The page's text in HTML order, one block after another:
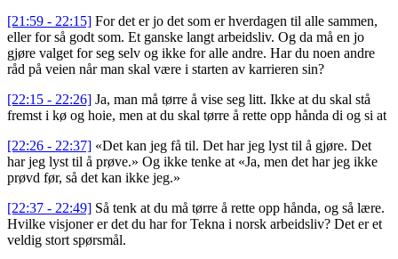
[21:59 - 22:15] For det er jo det som er hverdagen til alle sammen,
eller for så godt som. Et ganske langt arbeidsliv. Og da må en jo
gjøre valget for seg selv og ikke for alle andre. Har du noen andre
råd på veien når man skal være i starten av karrieren sin?
[22:15 - 22:26] Ja, man må tørre å vise seg litt. Ikke at du skal stå
fremst i kø og hoie, men at du skal tørre å rette opp hånda di og si at
[22:26 - 22:37] «Det kan jeg få til. Det har jeg lyst til å gjøre. Det
har jeg lyst til å prøve.» Og ikke tenke at «Ja, men det har jeg ikke
prøvd før, så det kan ikke jeg.»
[22:37 - 22:49] Så tenk at du må tørre å rette opp hånda, og så lære.
Hvilke visjoner er det du har for Tekna i norsk arbeidsliv? Det er et
veldig stort spørsmål.